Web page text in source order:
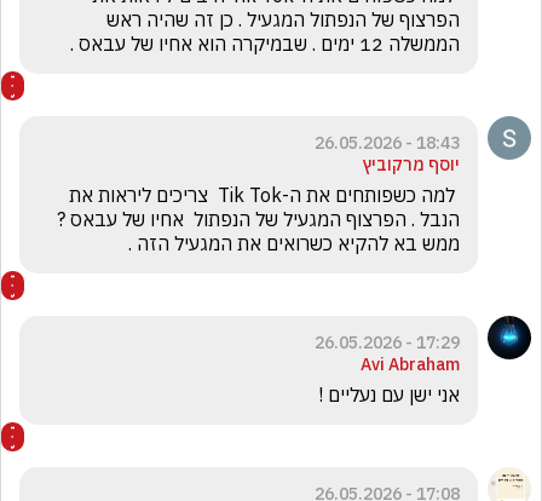
הממשלה 12 ימים . שבמיקרה הוא אחיו של עבאס .
18:43 - 26.05.2026
יוסף מרקוביץ
ממש בא להקיא כשרואים את המגעיל הזה .
17:29 - 26.05.2026
Avi Abraham
אני ישן עם נעליים !
17:08 - 26.05.2026